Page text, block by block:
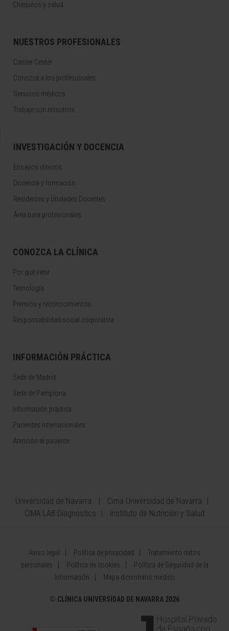
Chequeos y salud
NUESTROS PROFESIONALES
Cancer Center
Conozca a los profesionales
Servicios médicos
Trabaje con nosotros
INVESTIGACIÓN Y DOCENCIA
Ensayos clínicos
Docencia y formación
Residentes y Unidades Docentes
Área para profesionales
CONOZCA LA CLÍNICA
Por qué venir
Tecnología
Premios y reconocimientos
Responsabilidad social corporativa
INFORMACIÓN PRÁCTICA
Sede de Madrid
Sede de Pamplona
Información práctica
Pacientes internacionales
Atención al paciente
Universidad de Navarra
Cima Universidad de Navarra
CIMA LAB Diagnostics
Instituto de Nutrición y Salud
Aviso legal Política de privacidad
Tratamiento datos
personales
Política de cookies
Política de Seguridad de la
Información
Mapa diccionario médico
© CLÍNICA UNIVERSIDAD DE NAVARRA 2026